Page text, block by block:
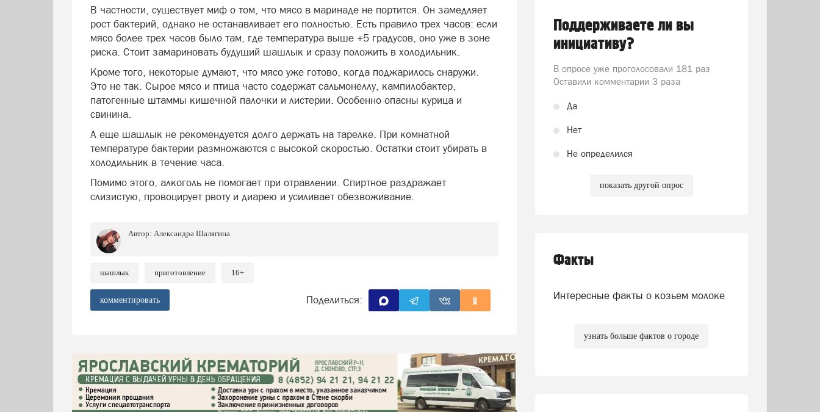
В частности, существует миф о том, что мясо в маринаде не портится. Он замедляет
рост бактерий, однако не останавливает его полностью. Есть правило трех часов: если
мясо более трех часов было там, где температура выше +5 градусов, оно уже в зоне
риска. Стоит замариновать будущий шашлык и сразу положить в холодильник.
Кроме того, некоторые думают, что мясо уже готово, когда поджарилось снаружи.
Это не так. Сырое мясо и птица часто содержат сальмонеллу, кампилобактер,
патогенные штаммы кишечной палочки и листерии. Особенно опасны курица и
свинина.
А еще шашлык не рекомендуется долго держать на тарелке. При комнатной
температуре бактерии размножаются с высокой скоростью. Остатки стоит убирать в
холодильник в течение часа.
Помимо этого, алкоголь не помогает при отравлении. Спиртное раздражает
слизистую, провоцирует рвоту и диарею и усиливает обезвоживание.
Автор: Александра Шалягина
шашлык приготовление 16+
комментировать Поделиться:
Поддерживаете ли вы
инициативу?
В опросе уже проголосовали 181 раз
Оставили комментарии 3 раза
Да
Нет
Не определился
показать другой опрос
Факты
Интересные факты о козьем молоке
узнать больше фактов о городе